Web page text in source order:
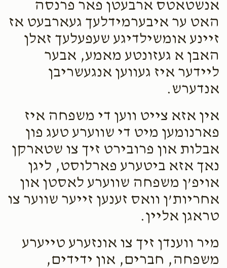
אנשטאטס ארבעטן פאר פרנסה
האט ער איבערמידלעך געארבעט אז
זיינע אומשילדיגע שעפעלעך זאלן
האבן א געזונטע מאמע, אבער
ליידער איז געווען אנגעשריבן
אנדערש.
אין אזא צייט ווען די משפחה איז
פארנומען מיט די שווערע טעג פון
אבלות און פרובירט זיך צו שטארקן
נאך אזא ביטערע פארלוסט, ליגן
אויפ’ן משפחה שווערע לאסטן און
אחריות’ן וואס זענען זייער שווער צו
טראגן אליין.
מיר ווענדן זיך צו אונזערע טייערע
משפחה, חברים, און ידידים,